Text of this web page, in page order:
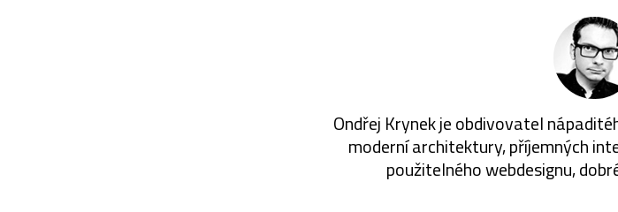
Ondřej Krynek je obdivovatel
moderní architektury, příjemných
použitelného webdesignu,